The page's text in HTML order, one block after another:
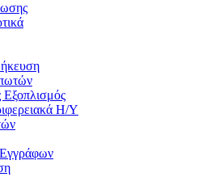
Εξοπλισμός
Η/Υ